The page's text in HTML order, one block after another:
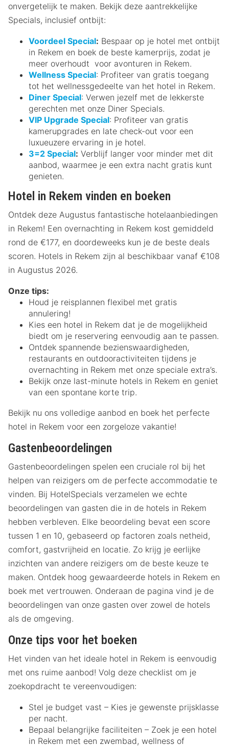
onvergetelijk te maken. Bekijk deze aantrekkelijke
Specials, inclusief ontbijt:
Voordeel Special: Bespaar op je hotel met ontbijt
in Rekem en boek de beste kamerprijs, zodat je
meer overhoudt voor avonturen in Rekem.
Wellness Special: Profiteer van gratis toegang
tot het wellnessgedeelte van het hotel in Rekem.
Diner Special: Verwen jezelf met de lekkerste
gerechten met onze Diner Specials.
VIP Upgrade Special: Profiteer van gratis
kamerupgrades en late check-out voor een
luxueuzere ervaring in je hotel.
3=2 Special: Verblijf langer voor minder met dit
aanbod, waarmee je een extra nacht gratis kunt
genieten.
Hotel in Rekem vinden en boeken
Ontdek deze Augustus fantastische hotelaanbiedingen
in Rekem! Een overnachting in Rekem kost gemiddeld
rond de €177, en doordeweeks kun je de beste deals
scoren. Hotels in Rekem zijn al beschikbaar vanaf €108
in Augustus 2026.
Onze tips:
Houd je reisplannen flexibel met gratis
annulering!
Kies een hotel in Rekem dat je de mogelijkheid
biedt om je reservering eenvoudig aan te passen.
Ontdek spannende bezienswaardigheden,
restaurants en outdooractiviteiten tijdens je
overnachting in Rekem met onze speciale extra’s.
Bekijk onze last-minute hotels in Rekem en geniet
van een spontane korte trip.
Bekijk nu ons volledige aanbod en boek het perfecte
hotel in Rekem voor een zorgeloze vakantie!
Gastenbeoordelingen
Gastenbeoordelingen spelen een cruciale rol bij het
helpen van reizigers om de perfecte accommodatie te
vinden. Bij HotelSpecials verzamelen we echte
beoordelingen van gasten die in de hotels in Rekem
hebben verbleven. Elke beoordeling bevat een score
tussen 1 en 10, gebaseerd op factoren zoals netheid,
comfort, gastvrijheid en locatie. Zo krijg je eerlijke
inzichten van andere reizigers om de beste keuze te
maken. Ontdek hoog gewaardeerde hotels in Rekem en
boek met vertrouwen. Onderaan de pagina vind je de
beoordelingen van onze gasten over zowel de hotels
als de omgeving.
Onze tips voor het boeken
Het vinden van het ideale hotel in Rekem is eenvoudig
met ons ruime aanbod! Volg deze checklist om je
zoekopdracht te vereenvoudigen:
Stel je budget vast – Kies je gewenste prijsklasse
per nacht.
Bepaal belangrijke faciliteiten – Zoek je een hotel
in Rekem met een zwembad, wellness of